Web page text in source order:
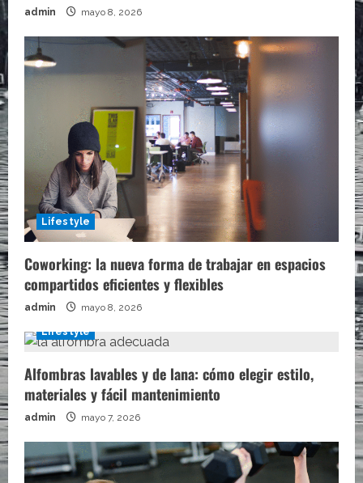
admin mayo 8, 2026
Lifestyle
Coworking: la nueva forma de trabajar en espacios
compartidos eficientes y flexibles
admin mayo 8, 2026
Lifestyle
Alfombras lavables y de lana: cómo elegir estilo,
materiales y fácil mantenimiento
admin mayo 7, 2026